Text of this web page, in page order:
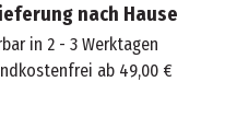
nach Hause
in 2 - 3 Werktagen
ab 49,00 €